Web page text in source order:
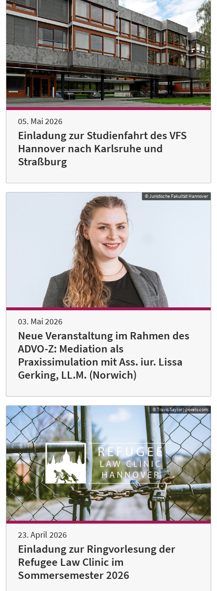
05. Mai 2026
Einladung zur Studienfahrt des VFS
Hannover nach Karlsruhe und
Straßburg
© Juristische Fakultät Hannover
03. Mai 2026
Neue Veranstaltung im Rahmen des
ADVO-Z: Mediation als
Praxissimulation mit Ass. iur. Lissa
Gerking, LL.M. (Norwich)
© Travis Saylor | pexels.com
23. April 2026
Einladung zur Ringvorlesung der
Refugee Law Clinic im
Sommersemester 2026